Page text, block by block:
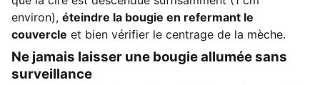
environ), éteindre la bougie en refermant le
couvercle et bien vérifier le centrage de la mèche.
Ne jamais laisser une bougie allumée sans
surveillance